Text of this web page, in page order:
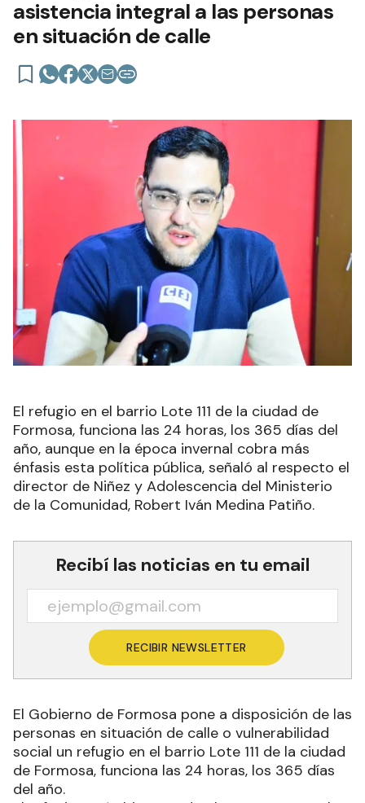
asistencia integral a las personas
en situación de calle
El refugio en el barrio Lote 111 de la ciudad de
Formosa, funciona las 24 horas, los 365 días del
año, aunque en la época invernal cobra más
énfasis esta política pública, señaló al respecto el
director de Niñez y Adolescencia del Ministerio
de la Comunidad, Robert Iván Medina Patiño.
Recibí las noticias en tu email
RECIBIR NEWSLETTER
El Gobierno de Formosa pone a disposición de las
personas en situación de calle o vulnerabilidad
social un refugio en el barrio Lote 111 de la ciudad
de Formosa, funciona las 24 horas, los 365 días
del año.